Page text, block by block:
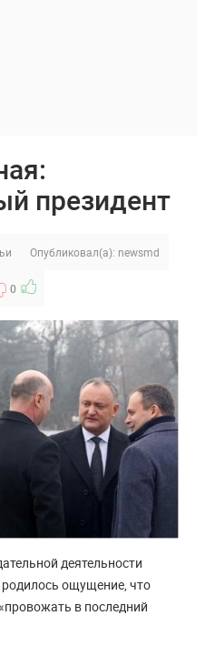
президент
Опубликовал(а): newsmd
0
деятельности
ощущение, что
в последний